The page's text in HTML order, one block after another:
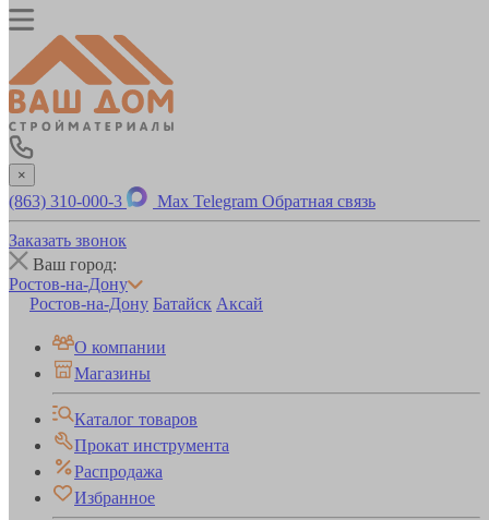
×
(863) 310-000-3 Max Telegram Обратная связь
Заказать звонок
Ваш город:
Ростов-на-Дону
Ростов-на-Дону Батайск Аксай
О компании
Магазины
Каталог товаров
Прокат инструмента
Распродажа
Избранное